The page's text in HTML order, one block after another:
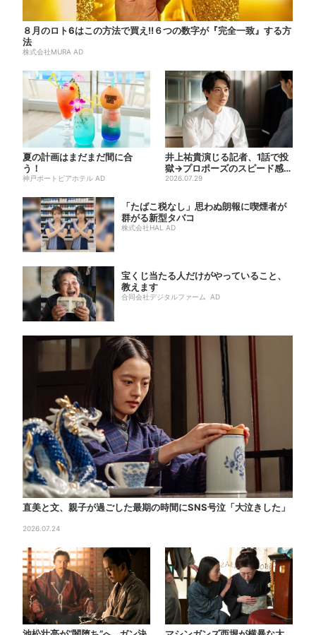
８月のロト6はこの方法で買え!!６つの数字が『完全一致』する方
法
株式会社MURA AD
夏の計画はまだまだ間に合
う！
神戸ポートピアホテル AD
井上祐貴演じる記者、1話で投
獄→プロポーズのスピード感に
視聴者驚き「横沢さんだけ...
2026.07.29
「たばこ税なし」思わぬ朗報に喫煙者が
群がる新型タバコ
株式会社HAL AD
宝くじ当たる人だけがやっていること、
教えます
合同会社デジタルファーム AD
直美と文、親子が過ごした最期の時間にSNS号泣「大泣きした」
2026.07.24